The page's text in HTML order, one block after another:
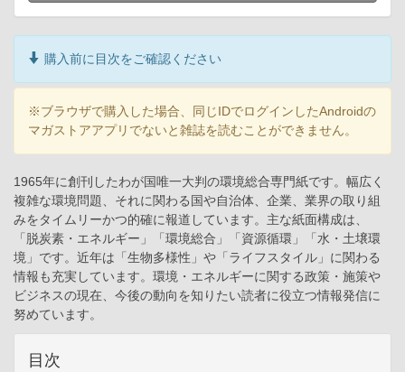
購入前に目次をご確認ください
※ブラウザで購入した場合、同じIDでログインしたAndroidの
マガストアアプリでないと雑誌を読むことができません。
1965年に創刊したわが国唯一大判の環境総合専門紙です。幅広く
複雑な環境問題、それに関わる国や自治体、企業、業界の取り組
みをタイムリーかつ的確に報道しています。主な紙面構成は、
「脱炭素・エネルギー」「環境総合」「資源循環」「水・土壌環
境」です。近年は「生物多様性」や「ライフスタイル」に関わる
情報も充実しています。環境・エネルギーに関する政策・施策や
ビジネスの現在、今後の動向を知りたい読者に役立つ情報発信に
努めています。
目次